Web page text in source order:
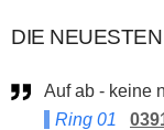
DIE
Auf ab -
Ring 01